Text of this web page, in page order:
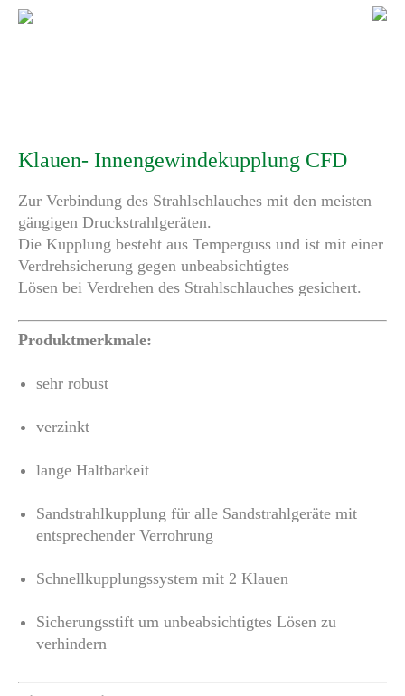
Klauen- Innengewindekupplung CFD
Zur Verbindung des Strahlschlauches mit den meisten
gängigen Druckstrahlgeräten.
Die Kupplung besteht aus Temperguss und ist mit einer
Verdrehsicherung gegen unbeabsichtigtes
Lösen bei Verdrehen des Strahlschlauches gesichert.
Produktmerkmale:
sehr robust
verzinkt
lange Haltbarkeit
Sandstrahlkupplung für alle Sandstrahlgeräte mit
entsprechender Verrohrung
Schnellkupplungssystem mit 2 Klauen
Sicherungsstift um unbeabsichtigtes Lösen zu
verhindern